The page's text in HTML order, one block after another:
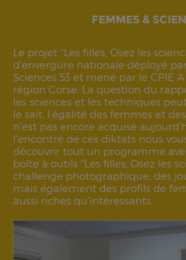
FEMMES &
Le projet "Les filles, Osez les
d'envergure nationale déployé
Sciences 53 et mené par le CPIE
région Corse. La question du
les sciences et les techniques
le sait, l’égalité des femmes et
n’est pas encore acquise
l'encontre de ces diktats nous
découvrir tout un programme
boîte à outils "Les filles, Osez les
challenge photographique, des
mais également des profils de
aussi riches qu'intéressants.